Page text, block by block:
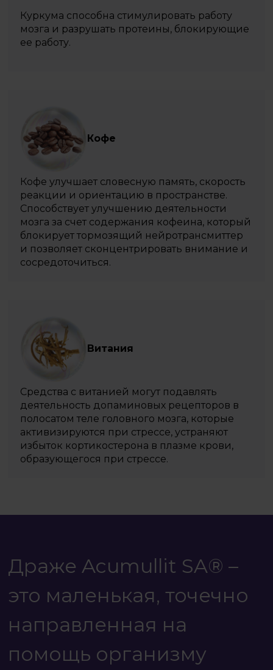
Куркума способна стимулировать работу
мозга и разрушать протеины, блокирующие
ее работу.
Кофе
Кофе улучшает словесную память, скорость
реакции и ориентацию в пространстве.
Способствует улучшению деятельности
мозга за счет содержания кофеина, который
блокирует тормозящий нейротрансмиттер
и позволяет сконцентрировать внимание и
сосредоточиться.
Витания
Средства с витанией могут подавлять
деятельность допаминовых рецепторов в
полосатом теле головного мозга, которые
активизируются при стрессе, устраняют
избыток кортикостерона в плазме крови,
образующегося при стрессе.
Драже Acumullit SA® –
это маленькая, точечно
направленная на
помощь организму